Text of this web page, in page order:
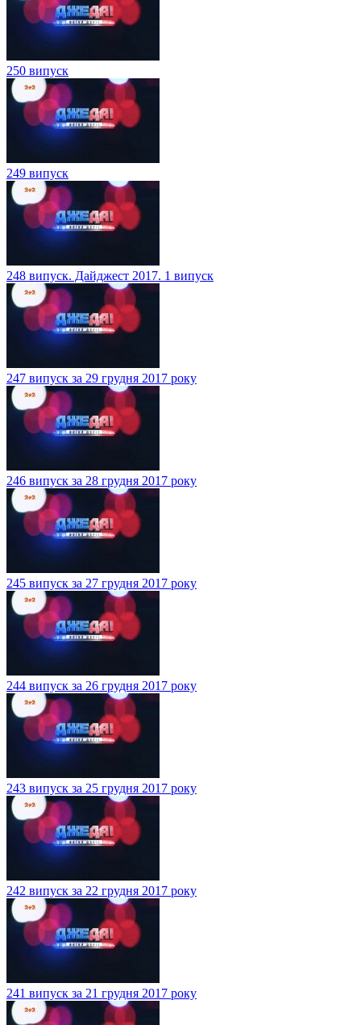
250 випуск
249 випуск
248 випуск. Дайджест 2017. 1 випуск
247 випуск за 29 грудня 2017 року
246 випуск за 28 грудня 2017 року
245 випуск за 27 грудня 2017 року
244 випуск за 26 грудня 2017 року
243 випуск за 25 грудня 2017 року
242 випуск за 22 грудня 2017 року
241 випуск за 21 грудня 2017 року